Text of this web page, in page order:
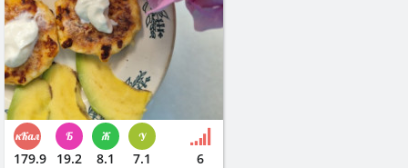
179.9 19.2 8.1 7.1 6